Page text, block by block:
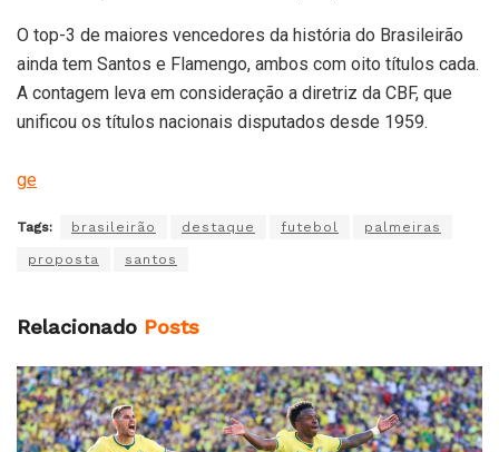
O top-3 de maiores vencedores da história do Brasileirão
ainda tem Santos e Flamengo, ambos com oito títulos cada.
A contagem leva em consideração a diretriz da CBF, que
unificou os títulos nacionais disputados desde 1959.
ge
Tags: brasileirão destaque futebol palmeiras
proposta santos
Relacionado Posts